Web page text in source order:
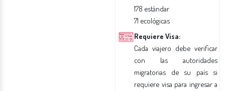
178 estándar
71 ecológicas
Requiere Visa:
Cada viajero debe verificar
con las autoridades
migratorias de su país si
requiere visa para ingresar a